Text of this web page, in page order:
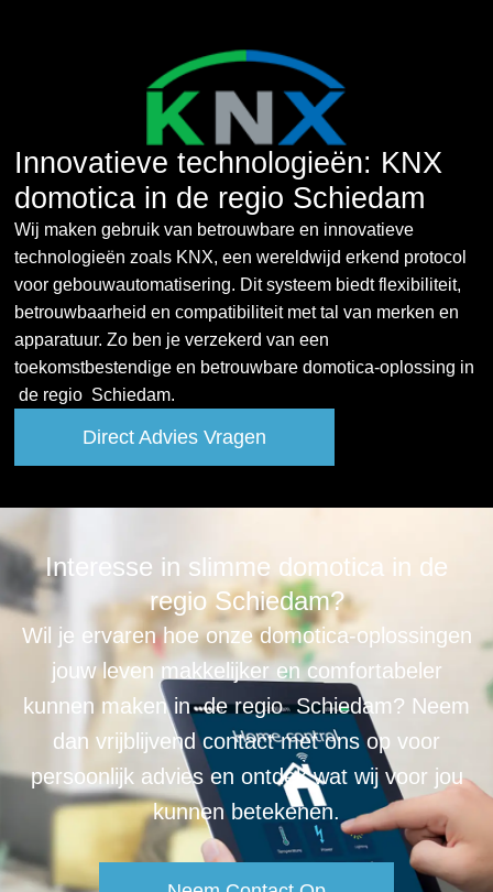
Innovatieve technologieën: KNX
domotica in de regio Schiedam
Wij maken gebruik van betrouwbare en innovatieve
technologieën zoals KNX, een wereldwijd erkend protocol
voor gebouwautomatisering. Dit systeem biedt flexibiliteit,
betrouwbaarheid en compatibiliteit met tal van merken en
apparatuur. Zo ben je verzekerd van een
toekomstbestendige en betrouwbare domotica-oplossing in
de regio Schiedam.
Direct Advies Vragen
Interesse in slimme domotica in de
regio Schiedam?
Wil je ervaren hoe onze domotica-oplossingen
jouw leven makkelijker en comfortabeler
kunnen maken in de regio Schiedam? Neem
dan vrijblijvend contact met ons op voor
persoonlijk advies en ontdek wat wij voor jou
kunnen betekenen.